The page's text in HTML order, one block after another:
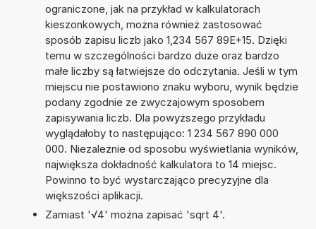
ograniczone, jak na przykład w kalkulatorach
kieszonkowych, można również zastosować
sposób zapisu liczb jako 1,234 567 89E+15. Dzięki
temu w szczególności bardzo duże oraz bardzo
małe liczby są łatwiejsze do odczytania. Jeśli w tym
miejscu nie postawiono znaku wyboru, wynik będzie
podany zgodnie ze zwyczajowym sposobem
zapisywania liczb. Dla powyższego przykładu
wyglądałoby to następująco: 1 234 567 890 000
000. Niezależnie od sposobu wyświetlania wyników,
największa dokładność kalkulatora to 14 miejsc.
Powinno to być wystarczająco precyzyjne dla
większości aplikacji.
Zamiast '√4' można zapisać 'sqrt 4'.